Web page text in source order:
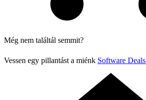
Még nem találtál semmit?
Vessen egy pillantást a miénk Software Deals